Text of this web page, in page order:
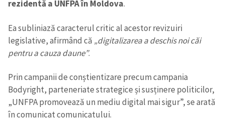
rezidentă a UNFPA în Moldova.
Ea subliniază caracterul critic al acestor revizuiri
legislative, afirmând că „digitalizarea a deschis noi căi
pentru a cauza daune”.
Prin campanii de conștientizare precum campania
Bodyright, parteneriate strategice și susținere politicilor,
„UNFPA promovează un mediu digital mai sigur”, se arată
în comunicat comunicatului.